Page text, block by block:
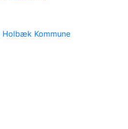
Kommune